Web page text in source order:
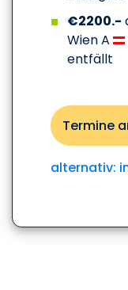
€2200.-
Wien A
entfällt
Termine
alternativ: